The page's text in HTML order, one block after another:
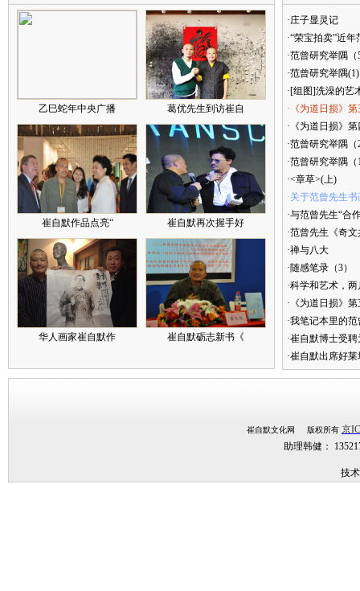
乙巳蛇年中央广播 葛优先生到访崔自
崔自默作品点亮“ 崔自默再次握手好
华人画家崔自默作 崔自默砺志新书《
·庄子显灵记
·“荣宝拍卖”近
·范曾研究举隅（
·范曾研究举隅(1)
·[组图]洗澡的艺
·《为道日损》
·《为道日损》
·范曾研究举隅（
·范曾研究举隅（
·<章草>(上)
·关于范曾先生
·与范曾先生“合
·范曾先生《奇
·禅与八大
·随感笔录（3）
·科学和艺术，
·《为道日损》
·我笔记本里的
·崔自默博士受
·崔自默出席好
崔自默文化网 版权所有 京
助理韩健：
技